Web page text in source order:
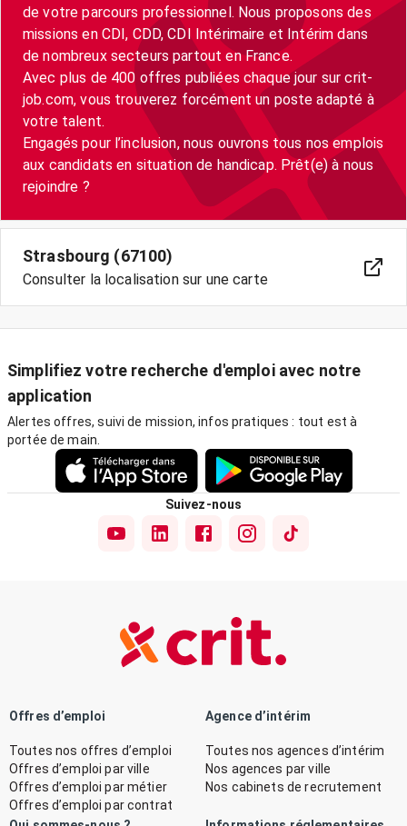
de votre parcours professionnel. Nous proposons des
missions en CDI, CDD, CDI Intérimaire et Intérim dans
de nombreux secteurs partout en France.
Avec plus de 400 offres publiées chaque jour sur crit-
job.com, vous trouverez forcément un poste adapté à
votre talent.
Engagés pour l’inclusion, nous ouvrons tous nos emplois
aux candidats en situation de handicap. Prêt(e) à nous
Strasbourg (67100)
Consulter la localisation sur une carte
Simplifiez votre recherche d'emploi avec notre
application
Alertes offres, suivi de mission, infos pratiques : tout est à
portée de main.
Suivez-nous
Offres d’emploi
Toutes nos offres d’emploi
Offres d’emploi par ville
Offres d’emploi par métier
Offres d’emploi par contrat
Agence d’intérim
Toutes nos agences d’intérim
Nos agences par ville
Nos cabinets de recrutement